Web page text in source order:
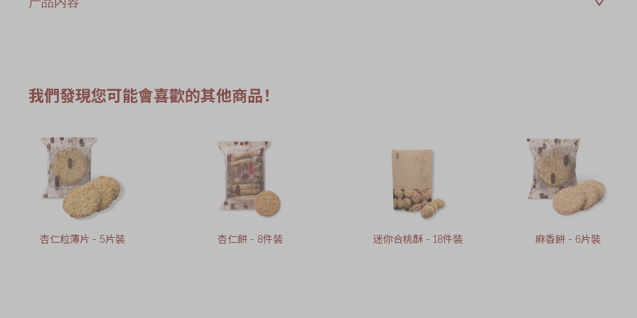
我們發現您可能會喜歡的其他商品！
杏仁粒薄片 - 5片裝 杏仁餅 - 8件裝 迷你合桃酥 - 18件裝 麻香餅 - 6片裝